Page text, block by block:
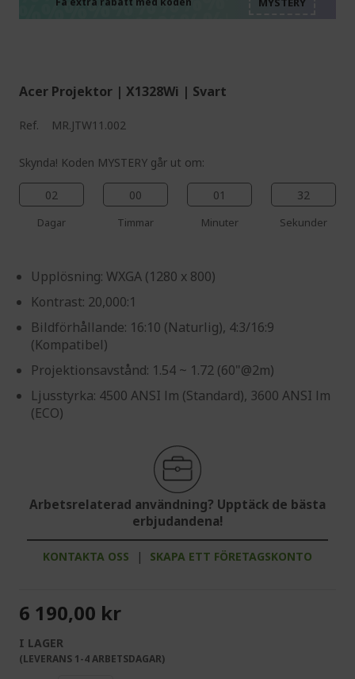
Acer Projektor | X1328Wi | Svart
Ref. MR.JTW11.002
Skynda! Koden MYSTERY går ut om:
02
Dagar
00
Timmar
01
Minuter
31
Sekunder
Upplösning: WXGA (1280 x 800)
Kontrast: 20,000:1
Bildförhållande: 16:10 (Naturlig), 4:3/16:9
(Kompatibel)
Projektionsavstånd: 1.54 ~ 1.72 (60"@2m)
Ljusstyrka: 4500 ANSI lm (Standard), 3600 ANSI lm
(ECO)
Arbetsrelaterad användning? Upptäck de bästa
erbjudandena!
KONTAKTA OSS | SKAPA ETT FÖRETAGSKONTO
6 190,00 kr
I LAGER
(LEVERANS 1-4 ARBETSDAGAR)